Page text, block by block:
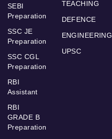
SEBI
Preparation
SSC JE
Preparation
SSC CGL
Preparation
RBI
Assistant
RBI
GRADE B
Preparation
TEACHING
DEFENCE
ENGINEERING
UPSC